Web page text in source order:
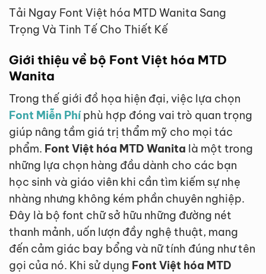
Tải Ngay Font Việt hóa MTD Wanita Sang
Trọng Và Tinh Tế Cho Thiết Kế
Giới thiệu về bộ Font Việt hóa MTD
Wanita
Trong thế giới đồ họa hiện đại, việc lựa chọn
Font Miễn Phíphù hợp đóng vai trò quan trọng
giúp nâng tầm giá trị thẩm mỹ cho mọi tác
phẩm. Font Việt hóa MTD Wanita là một trong
những lựa chọn hàng đầu dành cho các bạn
học sinh và giáo viên khi cần tìm kiếm sự nhẹ
nhàng nhưng không kém phần chuyên nghiệp.
Đây là bộ font chữ sở hữu những đường nét
thanh mảnh, uốn lượn đầy nghệ thuật, mang
đến cảm giác bay bổng và nữ tính đúng như tên
gọi của nó. Khi sử dụng Font Việt hóa MTD